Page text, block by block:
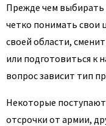
Прежде чем
четко понимать свои
своей области,
или подготовиться к
вопрос зависит тип
Некоторые поступают
отсрочки от армии,